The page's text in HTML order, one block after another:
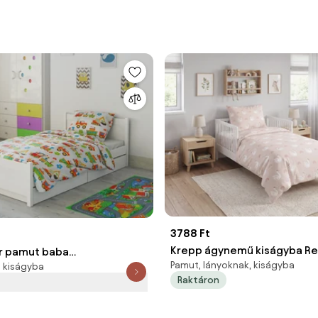
pamut baba
kiságyba
3788 Ft
Krepp ágynemű kiságyba
SWAN CLOUD rózsaszín
mérete: 45 x 65 cm | 90 x
Pamut, lányoknak, kiságyba
Raktáron